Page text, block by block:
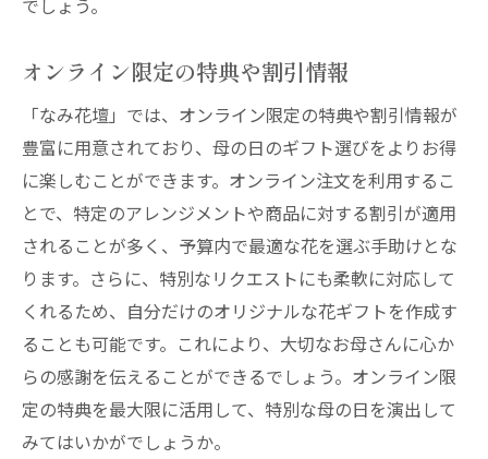
でしょう。
オンライン限定の特典や割引情報
「なみ花壇」では、オンライン限定の特典や割引情報が
豊富に用意されており、母の日のギフト選びをよりお得
に楽しむことができます。オンライン注文を利用するこ
とで、特定のアレンジメントや商品に対する割引が適用
されることが多く、予算内で最適な花を選ぶ手助けとな
ります。さらに、特別なリクエストにも柔軟に対応して
くれるため、自分だけのオリジナルな花ギフトを作成す
ることも可能です。これにより、大切なお母さんに心か
らの感謝を伝えることができるでしょう。オンライン限
定の特典を最大限に活用して、特別な母の日を演出して
みてはいかがでしょうか。